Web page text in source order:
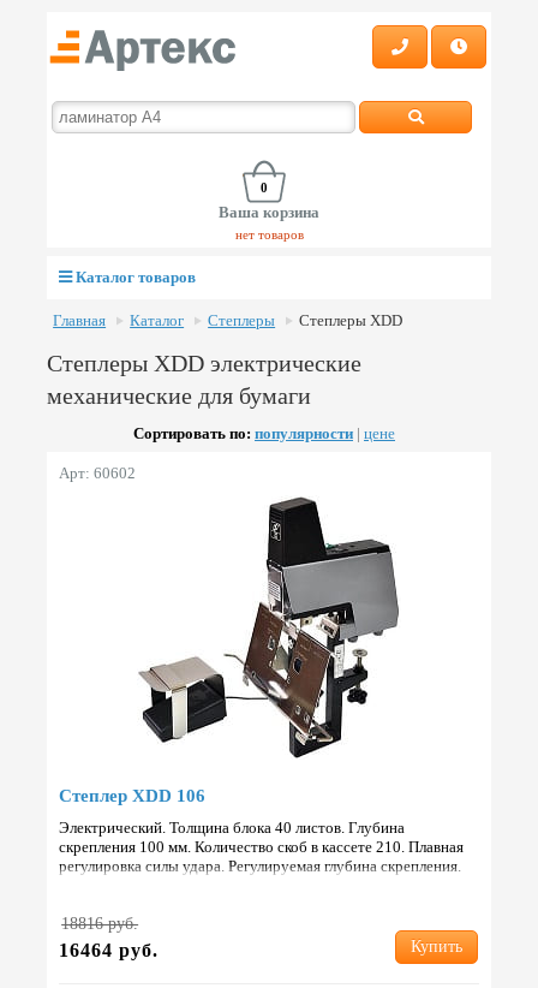
0
Ваша корзина
нет товаров
Каталог товаров
Главная Каталог Степлеры Степлеры XDD
Степлеры XDD электрические
механические для бумаги
Сортировать по: популярности | цене
Арт: 60602
Степлер XDD 106
Электрический. Толщина блока 40 листов. Глубина
скрепления 100 мм. Количество скоб в кассете 210. Плавная
регулировка силы удара. Регулируемая глубина скрепления.
18816 руб.
16464 руб. Купить